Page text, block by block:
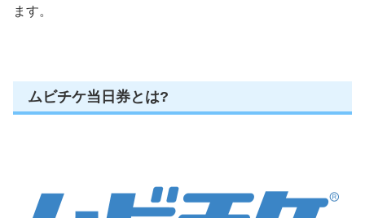
ます。
ムビチケ当日券とは?